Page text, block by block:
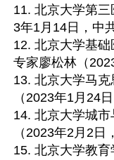
11. 北京大学第
3年1月14日，中
12. 北京大学基
专家廖松林（
13. 北京大学马
（2023年1月24
14. 北京大学城
（2023年2月2日
15. 北京大学教